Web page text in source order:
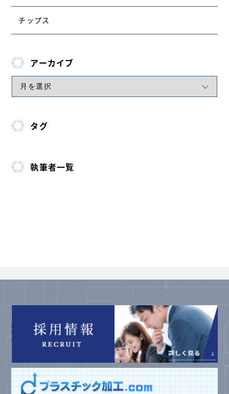
チップス
アーカイブ
タグ
執筆者一覧